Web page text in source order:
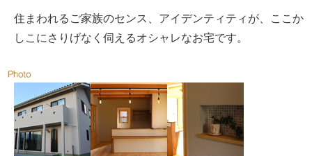
住まわれるご家族のセンス、アイデンティティが、ここか
しこにさりげなく伺えるオシャレなお宅です。